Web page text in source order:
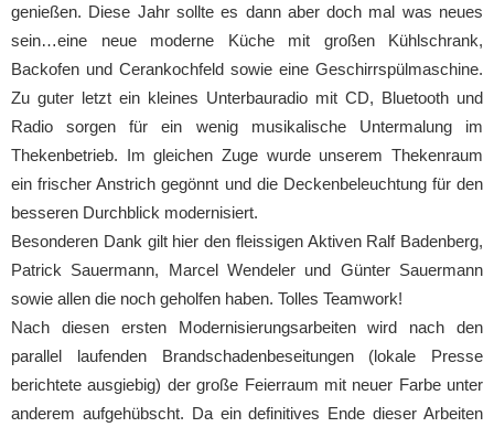
genießen. Diese Jahr sollte es dann aber doch mal was neues
sein…eine neue moderne Küche mit großen Kühlschrank,
Backofen und Cerankochfeld sowie eine Geschirrspülmaschine.
Zu guter letzt ein kleines Unterbauradio mit CD, Bluetooth und
Radio sorgen für ein wenig musikalische Untermalung im
Thekenbetrieb. Im gleichen Zuge wurde unserem Thekenraum
ein frischer Anstrich gegönnt und die Deckenbeleuchtung für den
besseren Durchblick modernisiert.
Besonderen Dank gilt hier den fleissigen Aktiven Ralf Badenberg,
Patrick Sauermann, Marcel Wendeler und Günter Sauermann
sowie allen die noch geholfen haben. Tolles Teamwork!
Nach diesen ersten Modernisierungsarbeiten wird nach den
parallel laufenden Brandschadenbeseitungen (lokale Presse
berichtete ausgiebig) der große Feierraum mit neuer Farbe unter
anderem aufgehübscht. Da ein definitives Ende dieser Arbeiten